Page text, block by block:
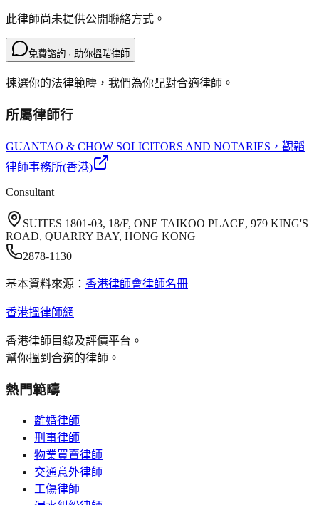
此律師尚未提供公開聯絡方式。
免費諮詢 · 助你搵啱律師
揀選你的法律範疇，我們為你配對合適律師。
所屬律師行
GUANTAO & CHOW SOLICITORS AND NOTARIES ，觀韜
律師事務所(香港)
Consultant
SUITES 1801-03, 18/F, ONE TAIKOO PLACE, 979 KING'S
ROAD, QUARRY BAY, HONG KONG
2878-1130
基本資料來源： 香港律師會律師名冊
香港搵律師網
香港律師目錄及評價平台。
幫你搵到合適的律師。
熱門範疇
離婚律師
刑事律師
物業買賣律師
交通意外律師
工傷律師